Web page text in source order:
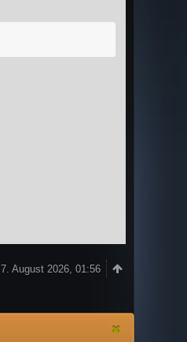
7. August 2026, 01:56